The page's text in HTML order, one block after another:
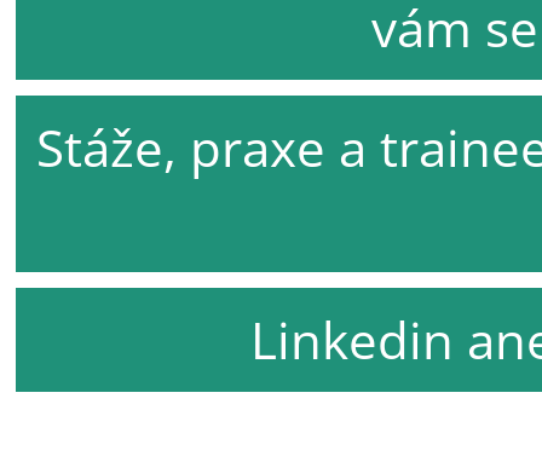
vám
Stáže, praxe a
Linkedin